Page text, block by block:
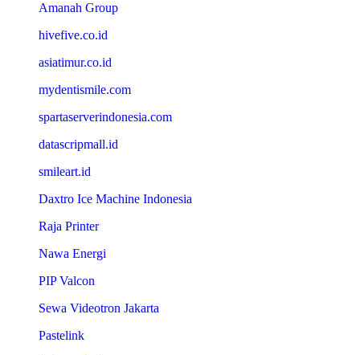
Amanah Group
hivefive.co.id
asiatimur.co.id
mydentismile.com
spartaserverindonesia.com
datascripmall.id
smileart.id
Daxtro Ice Machine Indonesia
Raja Printer
Nawa Energi
PIP Valcon
Sewa Videotron Jakarta
Pastelink